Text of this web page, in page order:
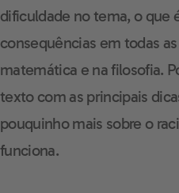
dificuldade no tema, o que
consequências em todas
matemática e na filosofia.
texto com as principais
pouquinho mais sobre o
funciona.